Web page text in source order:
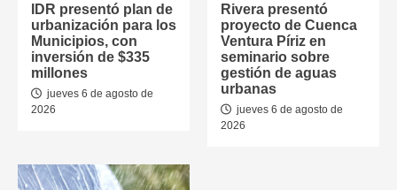
IDR presentó plan de
urbanización para los
Municipios, con
inversión de $335
millones
jueves 6 de agosto de
2026
Rivera presentó
proyecto de Cuenca
Ventura Píriz en
seminario sobre
gestión de aguas
urbanas
jueves 6 de agosto de
2026